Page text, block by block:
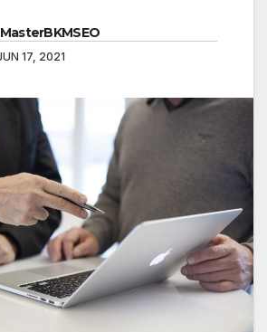
MasterBKMSEO
17, 2021